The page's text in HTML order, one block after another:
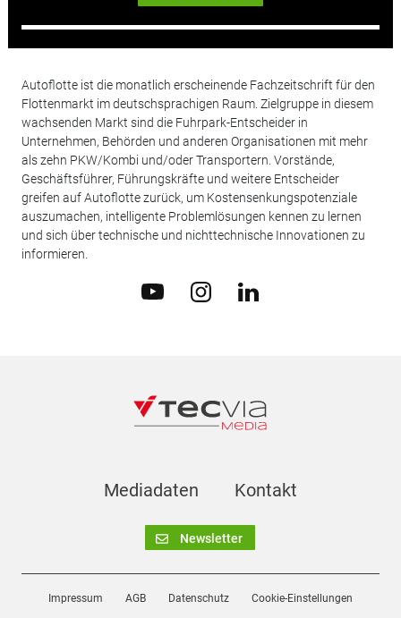
Autoflotte ist die monatlich erscheinende Fachzeitschrift für den
Flottenmarkt im deutschsprachigen Raum. Zielgruppe in diesem
wachsenden Markt sind die Fuhrpark-Entscheider in
Unternehmen, Behörden und anderen Organisationen mit mehr
als zehn PKW/Kombi und/oder Transportern. Vorstände,
Geschäftsführer, Führungskräfte und weitere Entscheider
greifen auf Autoflotte zurück, um Kostensenkungspotenziale
auszumachen, intelligente Problemlösungen kennen zu lernen
und sich über technische und nichttechnische Innovationen zu
informieren.
Mediadaten Kontakt
Newsletter
Impressum AGB Datenschutz Cookie-Einstellungen